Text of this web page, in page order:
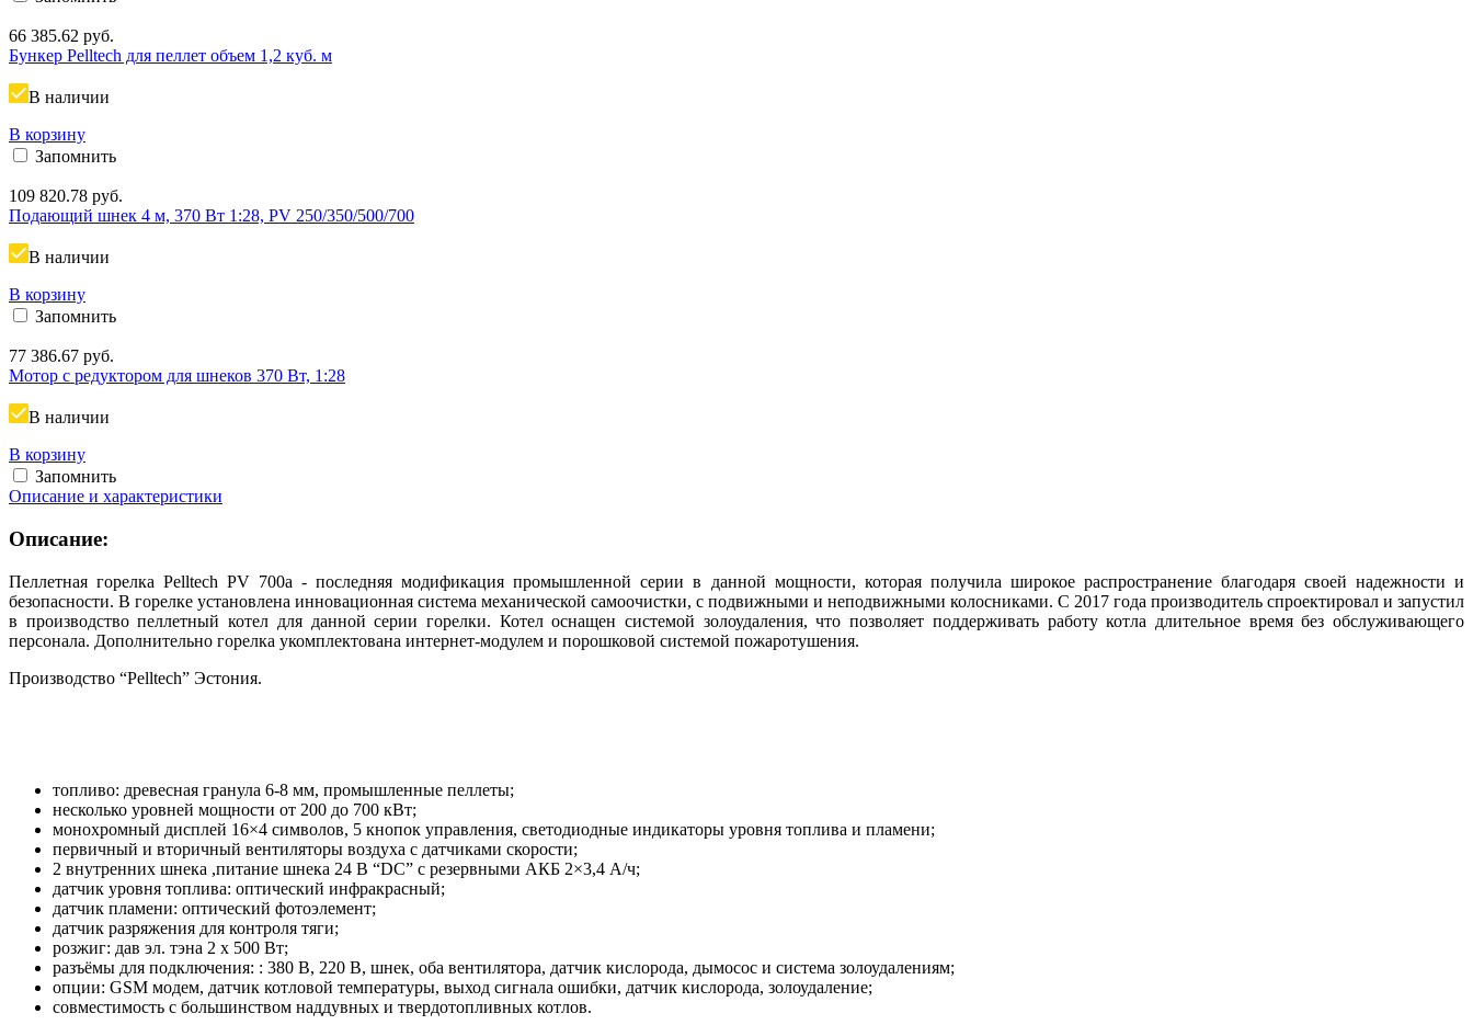
66 385.62 руб.
Бункер Pelltech для пеллет объем 1,2 куб. м
В наличии
В корзину
Запомнить
109 820.78 руб.
Подающий шнек 4 м, 370 Вт 1:28, PV 250/350/500/700
В наличии
В корзину
Запомнить
77 386.67 руб.
Мотор с редуктором для шнеков 370 Вт, 1:28
В наличии
В корзину
Запомнить
Описание и характеристики
Описание:
Пеллетная горелка Pelltech PV 700a - последняя модификация промышленной серии в данной мощности, которая получила широкое распространение благодаря своей надежности и
безопасности. В горелке установлена инновационная система механической самоочистки, с подвижными и неподвижными колосниками. С 2017 года производитель спроектировал и запустил
в производство пеллетный котел для данной серии горелки. Котел оснащен системой золоудаления, что позволяет поддерживать работу котла длительное время без обслуживающего
персонала. Дополнительно горелка укомплектована интернет-модулем и порошковой системой пожаротушения.
Производство “Pelltech” Эстония.
топливо: древесная гранула 6-8 мм, промышленные пеллеты;
несколько уровней мощности от 200 до 700 кВт;
монохромный дисплей 16×4 символов, 5 кнопок управления, светодиодные индикаторы уровня топлива и пламени;
первичный и вторичный вентиляторы воздуха с датчиками скорости;
2 внутренних шнека ,питание шнека 24 В “DC” с резервными АКБ 2×3,4 А/ч;
датчик уровня топлива: оптический инфракрасный;
датчик пламени: оптический фотоэлемент;
датчик разряжения для контроля тяги;
розжиг: дав эл. тэна 2 x 500 Вт;
разъёмы для подключения: : 380 В, 220 В, шнек, оба вентилятора, датчик кислорода, дымосос и система золоудалениям;
опции: GSM модем, датчик котловой температуры, выход сигнала ошибки, датчик кислорода, золоудаление;
совместимость с большинством наддувных и твердотопливных котлов.